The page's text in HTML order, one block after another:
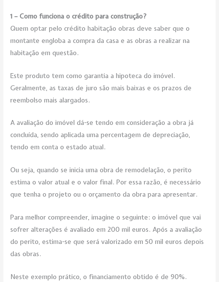
1 – Como funciona o crédito para construção?
Quem optar pelo crédito habitação obras deve saber que o
montante engloba a compra da casa e as obras a realizar na
habitação em questão.
Este produto tem como garantia a hipoteca do imóvel.
Geralmente, as taxas de juro são mais baixas e os prazos de
reembolso mais alargados.
A avaliação do imóvel dá-se tendo em consideração a obra já
concluída, sendo aplicada uma percentagem de depreciação,
tendo em conta o estado atual.
Ou seja, quando se inicia uma obra de remodelação, o perito
estima o valor atual e o valor final. Por essa razão, é necessário
que tenha o projeto ou o orçamento da obra para apresentar.
Para melhor compreender, imagine o seguinte: o imóvel que vai
sofrer alterações é avaliado em 200 mil euros. Após a avaliação
do perito, estima-se que será valorizado em 50 mil euros depois
das obras.
Neste exemplo prático, o financiamento obtido é de 90%.